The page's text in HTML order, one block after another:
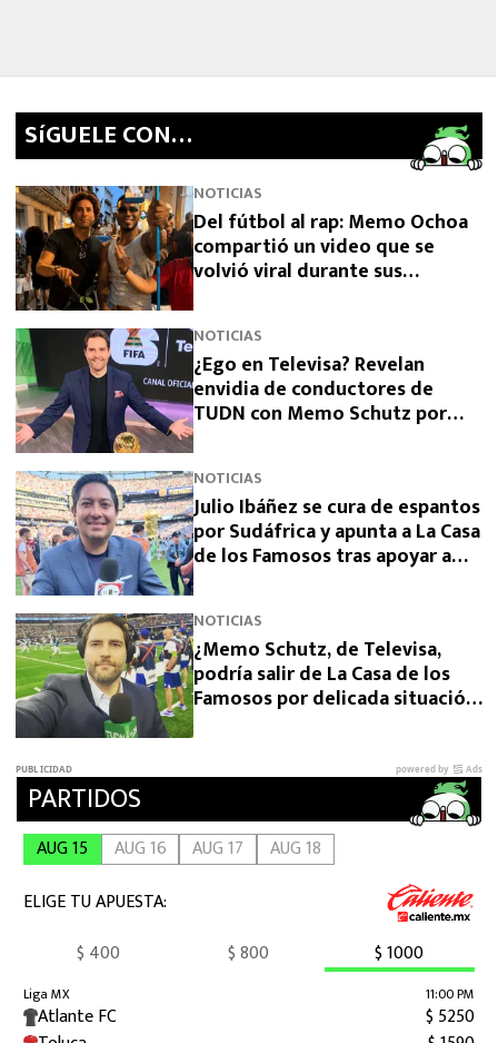
SíGUELE CON…
NOTICIAS
Del fútbol al rap: Memo Ochoa
compartió un video que se
volvió viral durante sus
NOTICIAS
¿Ego en Televisa? Revelan
envidia de conductores de
TUDN con Memo Schutz por
NOTICIAS
Julio Ibáñez se cura de espantos
por Sudáfrica y apunta a La Casa
de los Famosos tras apoyar a
NOTICIAS
¿Memo Schutz, de Televisa,
podría salir de La Casa de los
Famosos por delicada situación